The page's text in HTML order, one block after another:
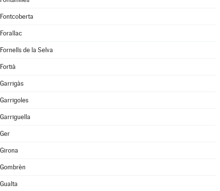
Fontcoberta
Forallac
Fornells de la Selva
Fortià
Garrigàs
Garrigoles
Garriguella
Ger
Girona
Gombrèn
Gualta